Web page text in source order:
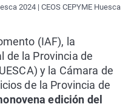
2024 | CEOS CEPYME Huesca
(IAF), la
de la Provincia de
y la Cámara de
de la Provincia de
edición del